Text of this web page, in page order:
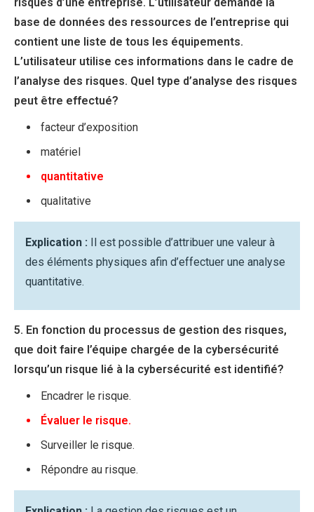
base de données des ressources de l’entreprise qui
contient une liste de tous les équipements.
L’utilisateur utilise ces informations dans le cadre de
l’analyse des risques. Quel type d’analyse des risques
peut être effectué?
facteur d’exposition
matériel
quantitative
qualitative
Explication : Il est possible d’attribuer une valeur à
des éléments physiques afin d’effectuer une analyse
quantitative.
5. En fonction du processus de gestion des risques,
que doit faire l’équipe chargée de la cybersécurité
lorsqu’un risque lié à la cybersécurité est identifié?
Encadrer le risque.
Évaluer le risque.
Surveiller le risque.
Répondre au risque.